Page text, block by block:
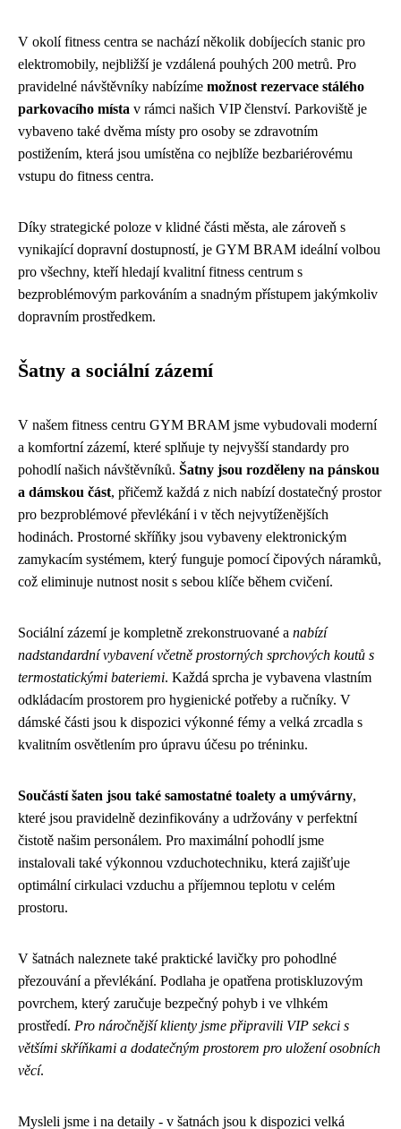
V okolí fitness centra se nachází několik dobíjecích stanic pro
elektromobily, nejbližší je vzdálená pouhých 200 metrů. Pro
pravidelné návštěvníky nabízíme možnost rezervace stálého
parkovacího místa v rámci našich VIP členství. Parkoviště je
vybaveno také dvěma místy pro osoby se zdravotním
postižením, která jsou umístěna co nejblíže bezbariérovému
vstupu do fitness centra.
Díky strategické poloze v klidné části města, ale zároveň s
vynikající dopravní dostupností, je GYM BRAM ideální volbou
pro všechny, kteří hledají kvalitní fitness centrum s
bezproblémovým parkováním a snadným přístupem jakýmkoliv
dopravním prostředkem.
Šatny a sociální zázemí
V našem fitness centru GYM BRAM jsme vybudovali moderní
a komfortní zázemí, které splňuje ty nejvyšší standardy pro
pohodlí našich návštěvníků. Šatny jsou rozděleny na pánskou
a dámskou část, přičemž každá z nich nabízí dostatečný prostor
pro bezproblémové převlékání i v těch nejvytíženějších
hodinách. Prostorné skříňky jsou vybaveny elektronickým
zamykacím systémem, který funguje pomocí čipových náramků,
což eliminuje nutnost nosit s sebou klíče během cvičení.
Sociální zázemí je kompletně zrekonstruované a nabízí
nadstandardní vybavení včetně prostorných sprchových koutů s
termostatickými bateriemi. Každá sprcha je vybavena vlastním
odkládacím prostorem pro hygienické potřeby a ručníky. V
dámské části jsou k dispozici výkonné fémy a velká zrcadla s
kvalitním osvětlením pro úpravu účesu po tréninku.
Součástí šaten jsou také samostatné toalety a umývárny,
které jsou pravidelně dezinfikovány a udržovány v perfektní
čistotě našim personálem. Pro maximální pohodlí jsme
instalovali také výkonnou vzduchotechniku, která zajišťuje
optimální cirkulaci vzduchu a příjemnou teplotu v celém
prostoru.
V šatnách naleznete také praktické lavičky pro pohodlné
přezouvání a převlékání. Podlaha je opatřena protiskluzovým
povrchem, který zaručuje bezpečný pohyb i ve vlhkém
prostředí. Pro náročnější klienty jsme připravili VIP sekci s
většími skříňkami a dodatečným prostorem pro uložení osobních
věcí.
Mysleli jsme i na detaily - v šatnách jsou k dispozici velká